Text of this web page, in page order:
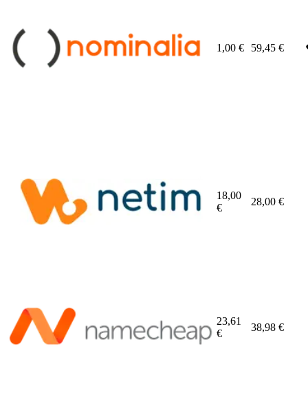
1,00 € 59,45 €
18,00
€
28,00 €
23,61
€
38,98 €